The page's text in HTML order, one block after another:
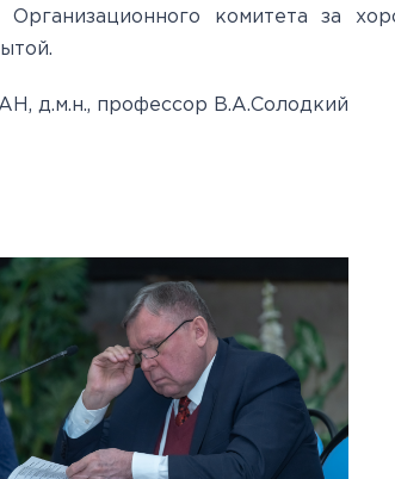
Организационного комитета за
д.м.н., профессор В.А.Солодкий